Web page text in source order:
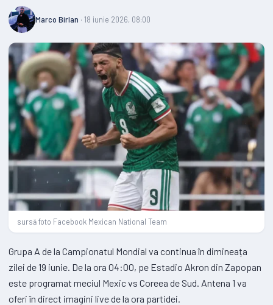
Marco Birlan · 18 iunie 2026, 08:00
sursă foto Facebook Mexican National Team
Grupa A de la Campionatul Mondial va continua în dimineața
zilei de 19 iunie. De la ora 04:00, pe Estadio Akron din Zapopan
este programat meciul Mexic vs Coreea de Sud. Antena 1 va
oferi în direct imagini live de la ora partidei.